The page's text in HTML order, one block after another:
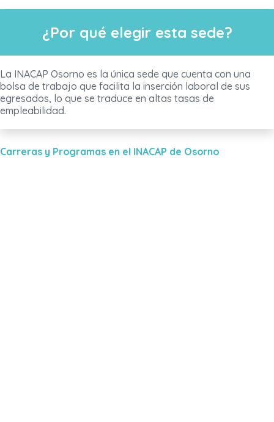
¿Por qué elegir esta sede?
La INACAP Osorno es la única sede que cuenta con una
bolsa de trabajo que facilita la inserción laboral de sus
egresados, lo que se traduce en altas tasas de
empleabilidad.
Carreras y Programas en el INACAP de Osorno